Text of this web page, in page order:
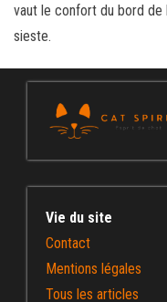
vaut le confort du bord de
sieste.
Vie du site
Contact
Mentions légales
Tous les articles